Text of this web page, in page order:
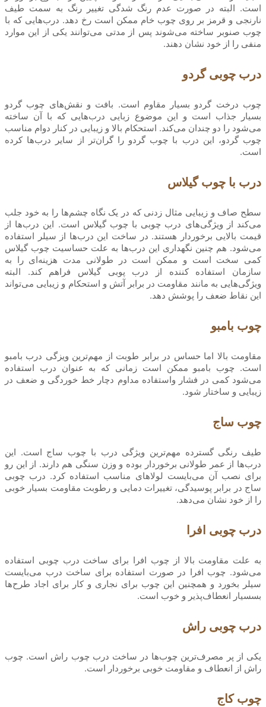
است. البته در صورت‌ عدم رنگ شدگی تغییر رنگ به سمت طیف
نارنجی و قرمز بر روی چوب خام ممکن است رخ دهد. درب‌هایی که با
چوب صنوبر ساخته می‌شوند پس از مدتی می‌توانند یکی از این موارد
منفی را از خود نشان دهند.
درب چوبی گردو
چوب درخت گردو بسیار مقاوم است. بافت و نقش‌های چوب گردو
بسیار جذاب است و این موضوع زبایی درب‌هایی که با آن ساخته
می‌شود را دو چندان می‌کند. استحکام بالا و زیبایی در کنار دوام مناسب
چوب گردو، این درب با چوب گردو را گران‌تر از سایر درب‌ها کرده
است.
درب با چوب گیلاس
سطح صاف و زیبایی مثال زدنی که در یک نگاه چشم‌ها را به خود جلب
می‌کند از ویژگی‌های درب چوبی با چوب گیلاس است. این درب‌ها از
قیمت بالایی برخوردار هستند. در ساخت این درب‌ها از سیلر استفاده
می‌شود. هم چنین نگهداری این درب‌ها به علت حساسیت چوب گیلاس
کمی سخت است و ممکن است در طولانی مدت هزینه‌ای را به
سازمان استفاده کننده از درب پوبی گیلاس فراهم کند. البته
ویژگی‌هایی به مانند مقاومت در برابر آتش و استحکام و زیبایی می‌تواند
این نقاط ضعف را پوشش دهد.
چوب بامبو
مقاومت بالا اما حساس در برابر طوبت از مهم‌ترین ویزگی درب بامبو
است. چوب بامبو ممکن است زمانی که به عنوان درب استفاده
می‌شود کمی در فشار واستفاده مداوم دچار خط خوردگی و ضعف در
زیبایی و ساختار شود.
چوب ساج
طیف رنگی گسترده مهم‌ترین ویژگی درب با چوب ساج است. این
درب‌ها از عمر طولانی برخوردار بوده و وزن سنگی هم دارند. از این رو
برای نصب آن می‌بایست لولاهای مناسب استفاده کرد. درب چوبی
ساج در برابر پوسیدگی، تغییرات دمایی و رطوبت مقاومت بسیار خوبی
را از خود نشان می‌دهد.
درب چوبی افرا
به علت مقاومت بالا از چوب افرا برای ساخت درب چوبی استفاده
می‌شود. چوب افرا در صورت استفاده برای ساخت درب می‌بایست
سیلر بخورد و همچنین این چوب برای نجاری و کار برای اجاد طرح‌ها
بسسیار انعطاف‌پذیر و خوب است.
درب چوبی راش
یکی از پر مصرف‌ترین چوب‌ها در ساخت درب چوب راش است. چوب
راش از انعطاف و مقاومت خوبی برخوردار است.
چوب کاج